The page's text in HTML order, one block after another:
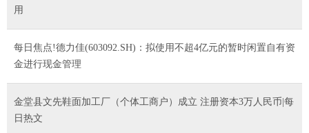
用
每日焦点!德力佳(603092.SH)：拟使用不超4亿元的暂时闲置自有资
金进行现金管理
金堂县文先鞋面加工厂（个体工商户）成立 注册资本3万人民币|每
日热文